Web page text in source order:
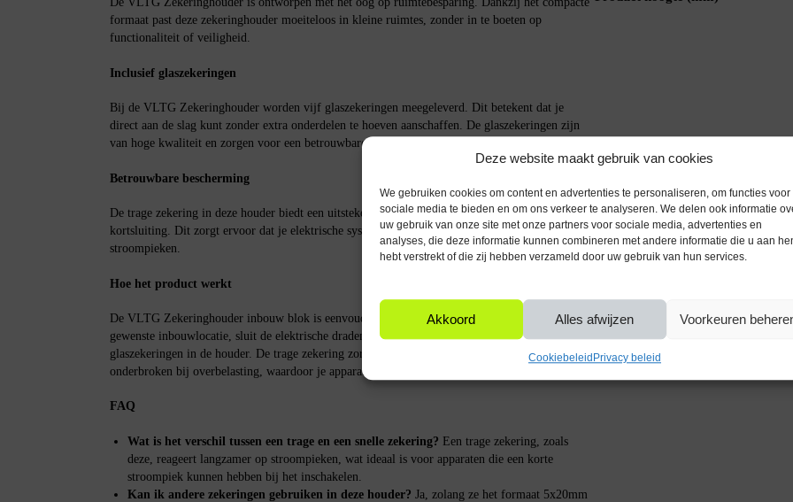
Deze website maakt gebruik van cookies
We gebruiken cookies om content en advertenties te personaliseren, om functies voor
sociale media te bieden en om ons verkeer te analyseren. We delen ook informatie
uw gebruik van onze site met onze partners voor sociale media, advertenties en
analyses, die deze informatie kunnen combineren met andere informatie die u aan
hebt verstrekt of die zij hebben verzameld door uw gebruik van hun services.
Akkoord Alles afwijzen Voorkeuren
Cookiebeleid Privacy beleid
formaat past deze zekeringhouder moeiteloos in kleine ruimtes, zonder in te boeten op
functionaliteit of veiligheid.
Inclusief glaszekeringen
Bij de VLTG Zekeringhouder worden vijf glaszekeringen meegeleverd. Dit betekent dat je
direct aan de slag kunt zonder extra onderdelen te hoeven aanschaffen. De glaszekeringen zijn
van hoge kwaliteit en zorgen voor een betrouwbare werking.
Betrouwbare bescherming
De trage zekering in deze houder biedt een uitstekende bescherming tegen overbelasting en
kortsluiting. Dit zorgt ervoor dat je elektrische systemen veilig blijven, zelfs bij onverwachte
stroompieken.
Hoe het product werkt
De VLTG Zekeringhouder inbouw blok is eenvoudig te installeren. Plaats de houder in de
gewenste inbouwlocatie, sluit de elektrische draden aan en plaats een van de meegeleverde
glaszekeringen in de houder. De trage zekering zorgt ervoor dat de stroomtoevoer wordt
onderbroken bij overbelasting, waardoor je apparatuur beschermd blijft.
FAQ
Wat is het verschil tussen een trage en een snelle zekering? Een trage zekering, zoals
deze, reageert langzamer op stroompieken, wat ideaal is voor apparaten die een korte
stroompiek kunnen hebben bij het inschakelen.
Kan ik andere zekeringen gebruiken in deze houder? Ja, zolang ze het formaat 5x20mm